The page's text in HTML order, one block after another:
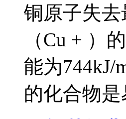
铜原子失
（Cu + ）
能为744kJ/
的化合物是